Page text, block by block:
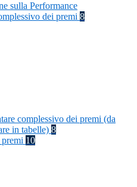
sulla Performance
dei premi 8
complessivo dei premi (da
in tabelle) 8
10